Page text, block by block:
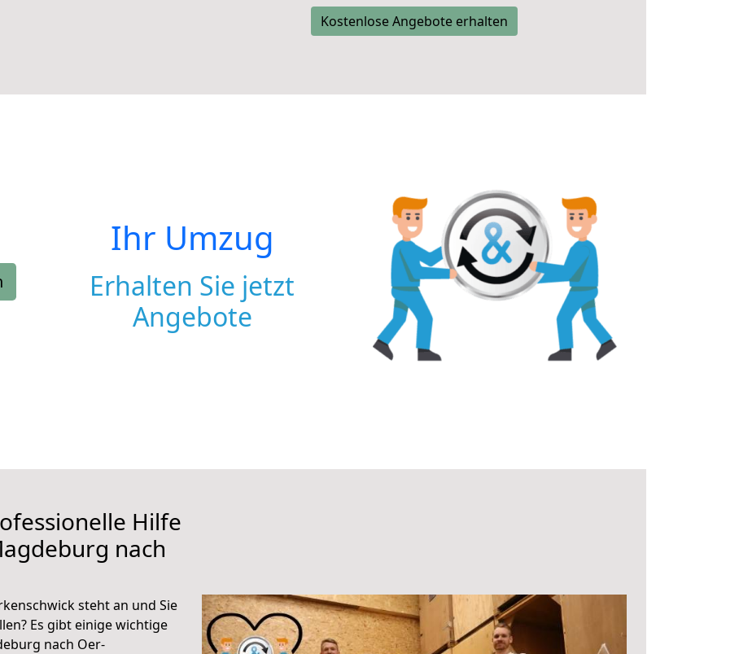
Kostenlose Angebote erhalten
Ihr Umzug
Erhalten Sie jetzt
Angebote
Hilfe
nach
steht an und Sie
Es gibt einige wichtige
nach Oer-